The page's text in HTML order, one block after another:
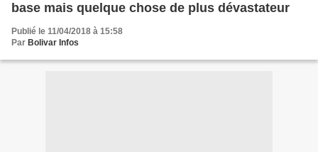
base mais quelque chose de plus dévastateur
Publié le 11/04/2018 à 15:58
Par Bolivar Infos